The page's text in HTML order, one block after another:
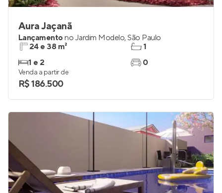
Aura Jaçanã
Lançamentono Jardim Modelo,São Paulo
24 e 38 m²
1 e 2
1
0
Venda a partir de
R$ 186.500